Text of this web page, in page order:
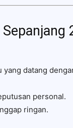
datang
personal.
ringan.